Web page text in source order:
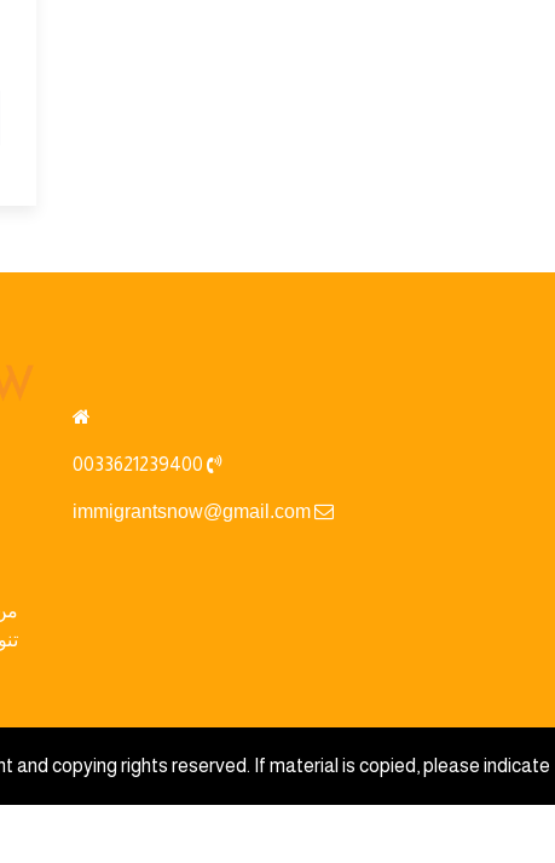
immigrantsnow@gmail.com
and copying rights reserved. If material is copied, please indicate